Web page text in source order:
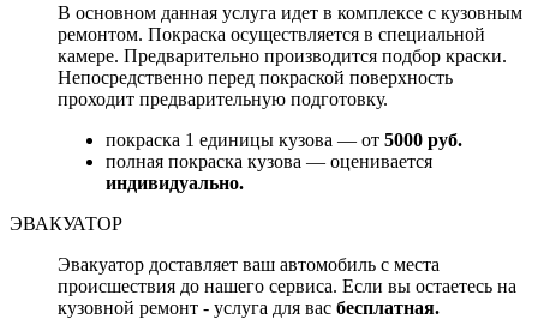
В основном данная услуга идет в комплексе с кузовным
ремонтом. Покраска осуществляется в специальной
камере. Предварительно производится подбор краски.
Непосредственно перед покраской поверхность
проходит предварительную подготовку.
покраска 1 единицы кузова — от 5000 руб.
полная покраска кузова — оценивается
индивидуально.
ЭВАКУАТОР
Эвакуатор доставляет ваш автомобиль с места
происшествия до нашего сервиса. Если вы остаетесь на
кузовной ремонт - услуга для вас бесплатная.